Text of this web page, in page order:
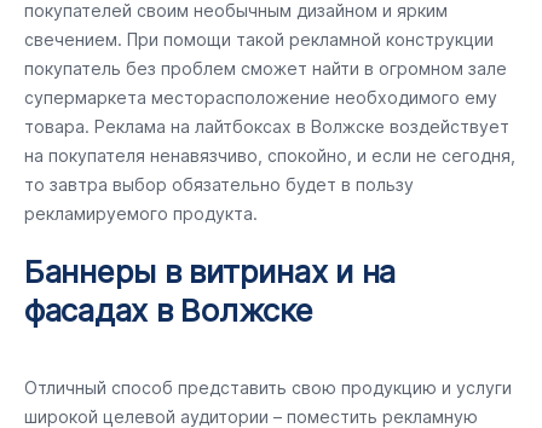
покупателей своим необычным дизайном и ярким
свечением. При помощи такой рекламной конструкции
покупатель без проблем сможет найти в огромном зале
супермаркета месторасположение необходимого ему
товара. Реклама на лайтбоксах в Волжске воздействует
на покупателя ненавязчиво, спокойно, и если не сегодня,
то завтра выбор обязательно будет в пользу
рекламируемого продукта.
Баннеры в витринах и на
фасадах в Волжске
Отличный способ представить свою продукцию и услуги
широкой целевой аудитории – поместить рекламную